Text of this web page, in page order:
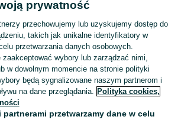
Skorzystaj z największego serwisu ogłoszeniowego - Kiełpino i okolice! Kupuj to, czego pragniesz i sprzedawaj to, czego już nie potrzebujesz!
prywatność
przechowujemy lub uzyskujemy dostęp do
takich jak unikalne identyfikatory w
przetwarzania danych osobowych.
zaakceptować wybory lub zarządzać nimi,
w dowolnym momencie na stronie polityki
będą sygnalizowane naszym partnerom i
na dane przeglądania. Polityka cookies,
partnerami przetwarzamy dane w celu